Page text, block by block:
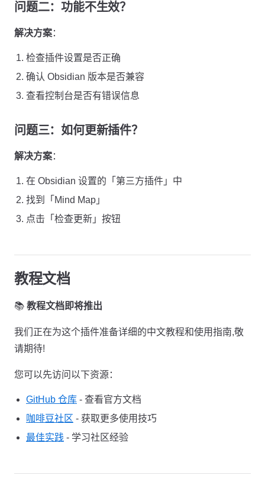
问题二：功能不生效？
解决方案：
检查插件设置是否正确
确认 Obsidian 版本是否兼容
查看控制台是否有错误信息
问题三：如何更新插件？
解决方案：
在 Obsidian 设置的「第三方插件」中
找到「Mind Map」
点击「检查更新」按钮
教程文档
📚 教程文档即将推出
我们正在为这个插件准备详细的中文教程和使用指南,敬
请期待!
您可以先访问以下资源：
GitHub 仓库 - 查看官方文档
咖啡豆社区 - 获取更多使用技巧
最佳实践 - 学习社区经验